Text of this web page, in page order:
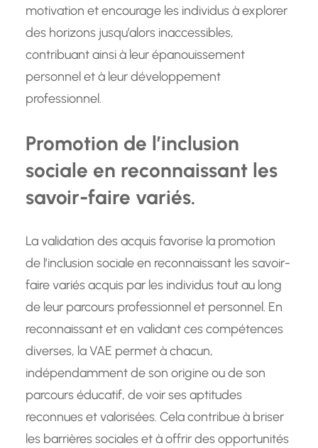
motivation et encourage les individus à explorer
des horizons jusqu’alors inaccessibles,
contribuant ainsi à leur épanouissement
personnel et à leur développement
professionnel.
Promotion de l’inclusion
sociale en reconnaissant les
savoir-faire variés.
La validation des acquis favorise la promotion
de l’inclusion sociale en reconnaissant les savoir-
faire variés acquis par les individus tout au long
de leur parcours professionnel et personnel. En
reconnaissant et en validant ces compétences
diverses, la VAE permet à chacun,
indépendamment de son origine ou de son
parcours éducatif, de voir ses aptitudes
reconnues et valorisées. Cela contribue à briser
les barrières sociales et à offrir des opportunités